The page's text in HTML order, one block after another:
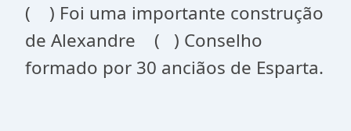
( ) Foi uma importante construção
de Alexandre ( ) Conselho
formado por 30 anciãos de Esparta.